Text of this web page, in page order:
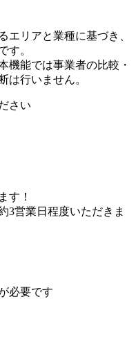
リアと業種に基づき、
す。
機能では事業者の比較・
は行いません。
さい
す！
3営業日程度いただきま
必要です